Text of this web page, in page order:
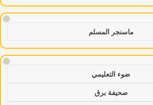
!
ماسنجر المسلم
!
ضوء التعليمي
صحيفة برق